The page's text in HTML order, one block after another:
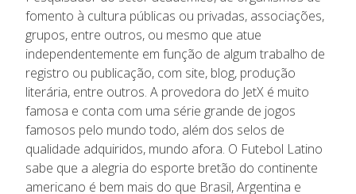
fomento à cultura públicas ou privadas, associações,
grupos, entre outros, ou mesmo que atue
independentemente em função de algum trabalho de
registro ou publicação, com site, blog, produção
literária, entre outros. A provedora do JetX é muito
famosa e conta com uma série grande de jogos
famosos pelo mundo todo, além dos selos de
qualidade adquiridos, mundo afora. O Futebol Latino
sabe que a alegria do esporte bretão do continente
americano é bem mais do que Brasil, Argentina e